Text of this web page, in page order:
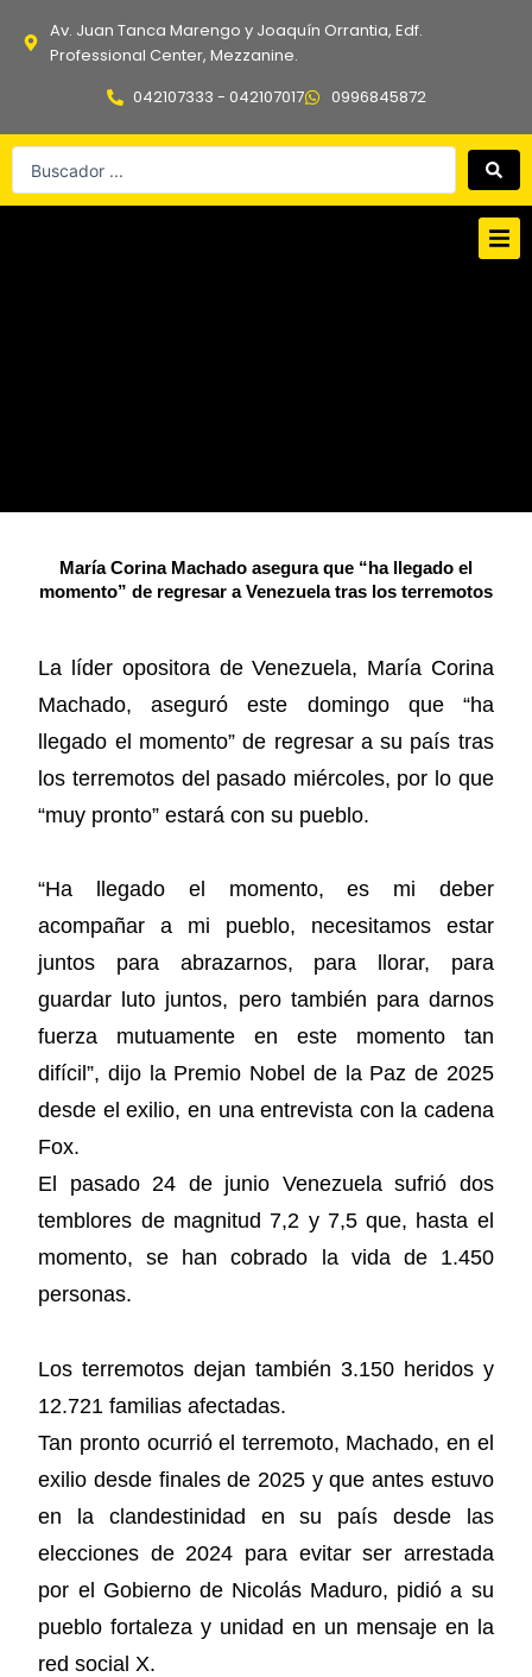
Av. Juan Tanca Marengo y Joaquín Orrantia, Edf.
Professional Center, Mezzanine.
042107333 - 042107017
0996845872
Search
María Corina Machado asegura que “ha llegado el
momento” de regresar a Venezuela tras los terremotos
La líder opositora de Venezuela, María Corina
Machado, aseguró este domingo que “ha
llegado el momento” de regresar a su país tras
los terremotos del pasado miércoles, por lo que
“muy pronto” estará con su pueblo.
“Ha llegado el momento, es mi deber
acompañar a mi pueblo, necesitamos estar
juntos para abrazarnos, para llorar, para
guardar luto juntos, pero también para darnos
fuerza mutuamente en este momento tan
difícil”, dijo la Premio Nobel de la Paz de 2025
desde el exilio, en una entrevista con la cadena
Fox.
El pasado 24 de junio Venezuela sufrió dos
temblores de magnitud 7,2 y 7,5 que, hasta el
momento, se han cobrado la vida de 1.450
personas.
Los terremotos dejan también 3.150 heridos y
12.721 familias afectadas.
Tan pronto ocurrió el terremoto, Machado, en el
exilio desde finales de 2025 y que antes estuvo
en la clandestinidad en su país desde las
elecciones de 2024 para evitar ser arrestada
por el Gobierno de Nicolás Maduro, pidió a su
pueblo fortaleza y unidad en un mensaje en la
red social X.